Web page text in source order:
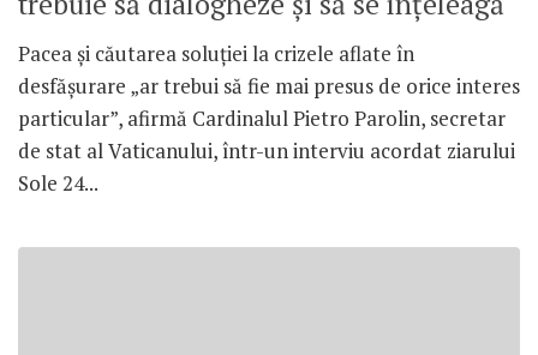
Pacea și căutarea soluției la crizele aflate în
desfășurare „ar trebui să fie mai presus de orice interes
particular”, afirmă Cardinalul Pietro Parolin, secretar
de stat al Vaticanului, într-un interviu acordat ziarului
Sole 24...